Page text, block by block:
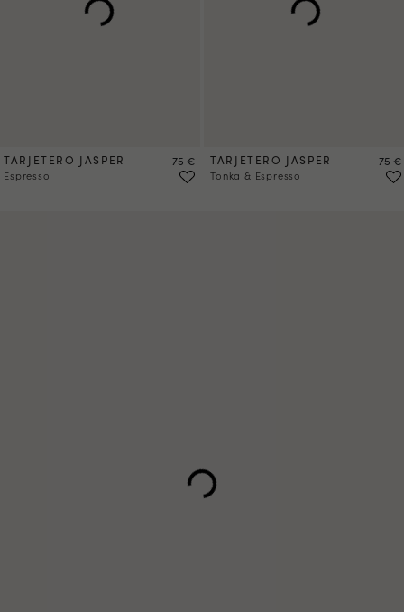
TARJETERO JASPER
Espresso
Precio
75 € TARJETERO JASPER
Tonka & Espresso
75 €